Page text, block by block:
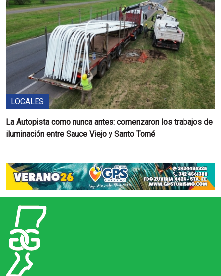
LOCALES
La Autopista como nunca antes: comenzaron los trabajos de
iluminación entre Sauce Viejo y Santo Tomé